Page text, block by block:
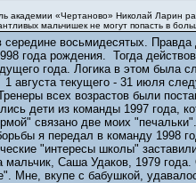
академии «Чертаново» Николай Ларин
мальчишек не могут попасть в
восьмидесятых. Правда
года рождения. Тогда
года. Логика в этом была
августа текущего - 31 июля
всех возрастов были
дети из команды 1997 года,
связано две моих "печальки".
я передал в команду 1998
"интересы школы"
Саша Удаков, 1979 года.
Мне, вкупе с бабушкой,